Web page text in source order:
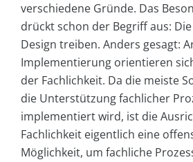
verschiedene Gründe. Das
drückt schon der Begriff aus:
Design treiben. Anders gesagt:
Implementierung orientieren
der Fachlichkeit. Da die meiste
die Unterstützung fachlicher
implementiert wird, ist die
Fachlichkeit eigentlich eine
Möglichkeit, um fachliche